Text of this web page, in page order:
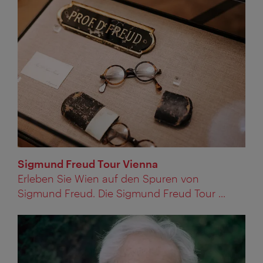
Sigmund Freud Tour Vienna
Erleben Sie Wien auf den Spuren von
Sigmund Freud. Die Sigmund Freud Tour ...